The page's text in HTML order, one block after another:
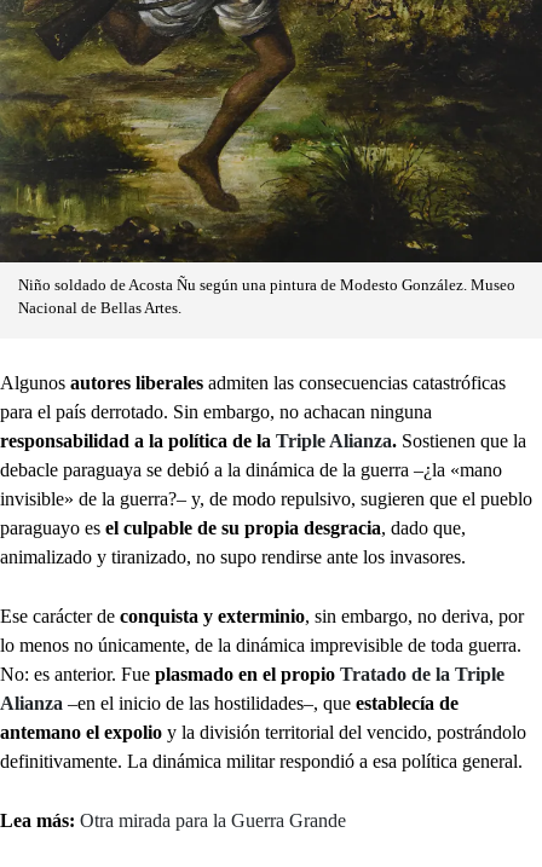
Niño soldado de Acosta Ñu según una pintura de Modesto González. Museo
Nacional de Bellas Artes.
Algunos autores liberales admiten las consecuencias catastróficas
para el país derrotado. Sin embargo, no achacan ninguna
responsabilidad a la política de la Triple Alianza. Sostienen que la
debacle paraguaya se debió a la dinámica de la guerra –¿la «mano
invisible» de la guerra?– y, de modo repulsivo, sugieren que el pueblo
paraguayo es el culpable de su propia desgracia, dado que,
animalizado y tiranizado, no supo rendirse ante los invasores.
Ese carácter de conquista y exterminio, sin embargo, no deriva, por
lo menos no únicamente, de la dinámica imprevisible de toda guerra.
No: es anterior. Fue plasmado en el propio Tratado de la Triple
Alianza –en el inicio de las hostilidades–, que establecía de
antemano el expolio y la división territorial del vencido, postrándolo
definitivamente. La dinámica militar respondió a esa política general.
Lea más: Otra mirada para la Guerra Grande